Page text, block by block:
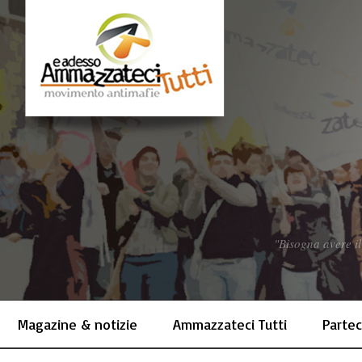
"Bisogna avere
Magazine & notizie Ammazzateci Tutti